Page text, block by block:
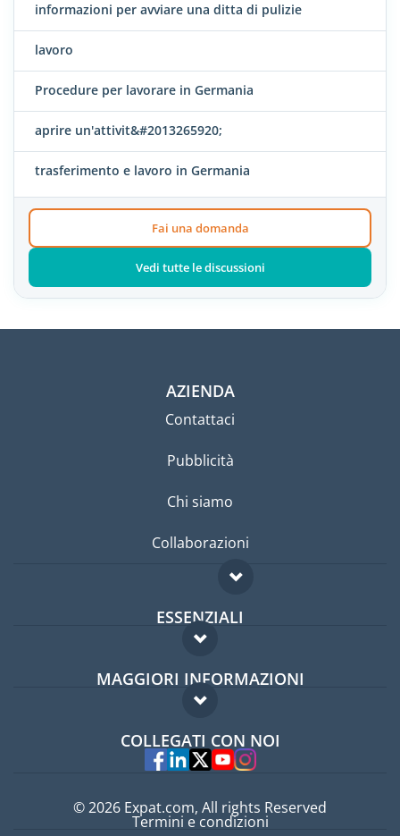
informazioni per avviare una ditta di pulizie
lavoro
Procedure per lavorare in Germania
aprire un'attivit&#2013265920;
trasferimento e lavoro in Germania
Fai una domanda
Vedi tutte le discussioni
AZIENDA
Contattaci
Pubblicità
Chi siamo
Collaborazioni
ESSENZIALI
Forum per expat
Guida per expat
MAGGIORI INFORMAZIONI
Domande frequenti
Esperti
COLLEGATI CON NOI
© 2026 Expat.com, All rights Reserved
Termini e condizioni